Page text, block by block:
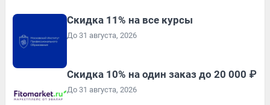
Скидка 11% на все курсы
До 31 августа, 2026
Скидка 10% на один заказ до 20 000 ₽
До 31 августа, 2026